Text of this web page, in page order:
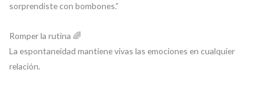
sorprendiste con bombones.”
Romper la rutina 🌈
La espontaneidad mantiene vivas las emociones en cualquier
relación.